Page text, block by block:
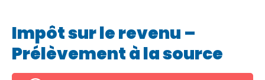
Impôt sur le revenu –
Prélèvement à la source